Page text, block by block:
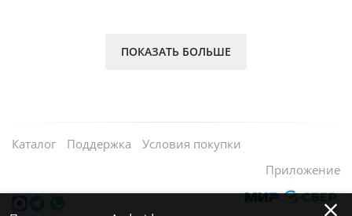
ПОКАЗАТЬ БОЛЬШЕ
Каталог Поддержка
Условия покупки
Приложение